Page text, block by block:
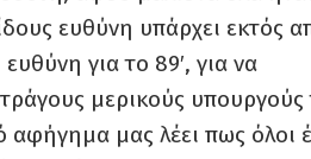
ευθύνη υπάρχει εκτός
για το 89′, για να
μερικούς υπουργούς
μας λέει πως όλοι